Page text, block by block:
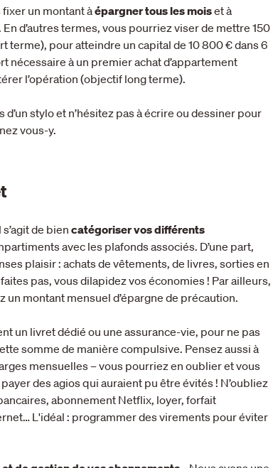
un montant àépargner tous les moiset à
d’autres termes, vous pourriez viser de mettre 150
terme), pour atteindre un capital de 10 800 € dans 6
nécessaire à un premier achat d’appartement
l’opération (objectif long terme).
stylo et n’hésitez pas à écrire ou dessiner pour
vous-y.
de bien catégoriser vos différents
avec les plafonds associés. D’une part,
plaisir : achats de vêtements, de livres, sorties en
pas, vous dilapidez vos économies ! Par ailleurs,
montant mensuel d’épargne de précaution.
un livret dédié ou une assurance-vie, pour ne pas
somme de manière compulsive. Pensez aussi à
mensuelles – vous pourriez en oublier et vous
des agios qui auraient pu être évités ! N’oubliez
abonnement Netflix, loyer, forfait
L'idéal : programmer des virements pour éviter